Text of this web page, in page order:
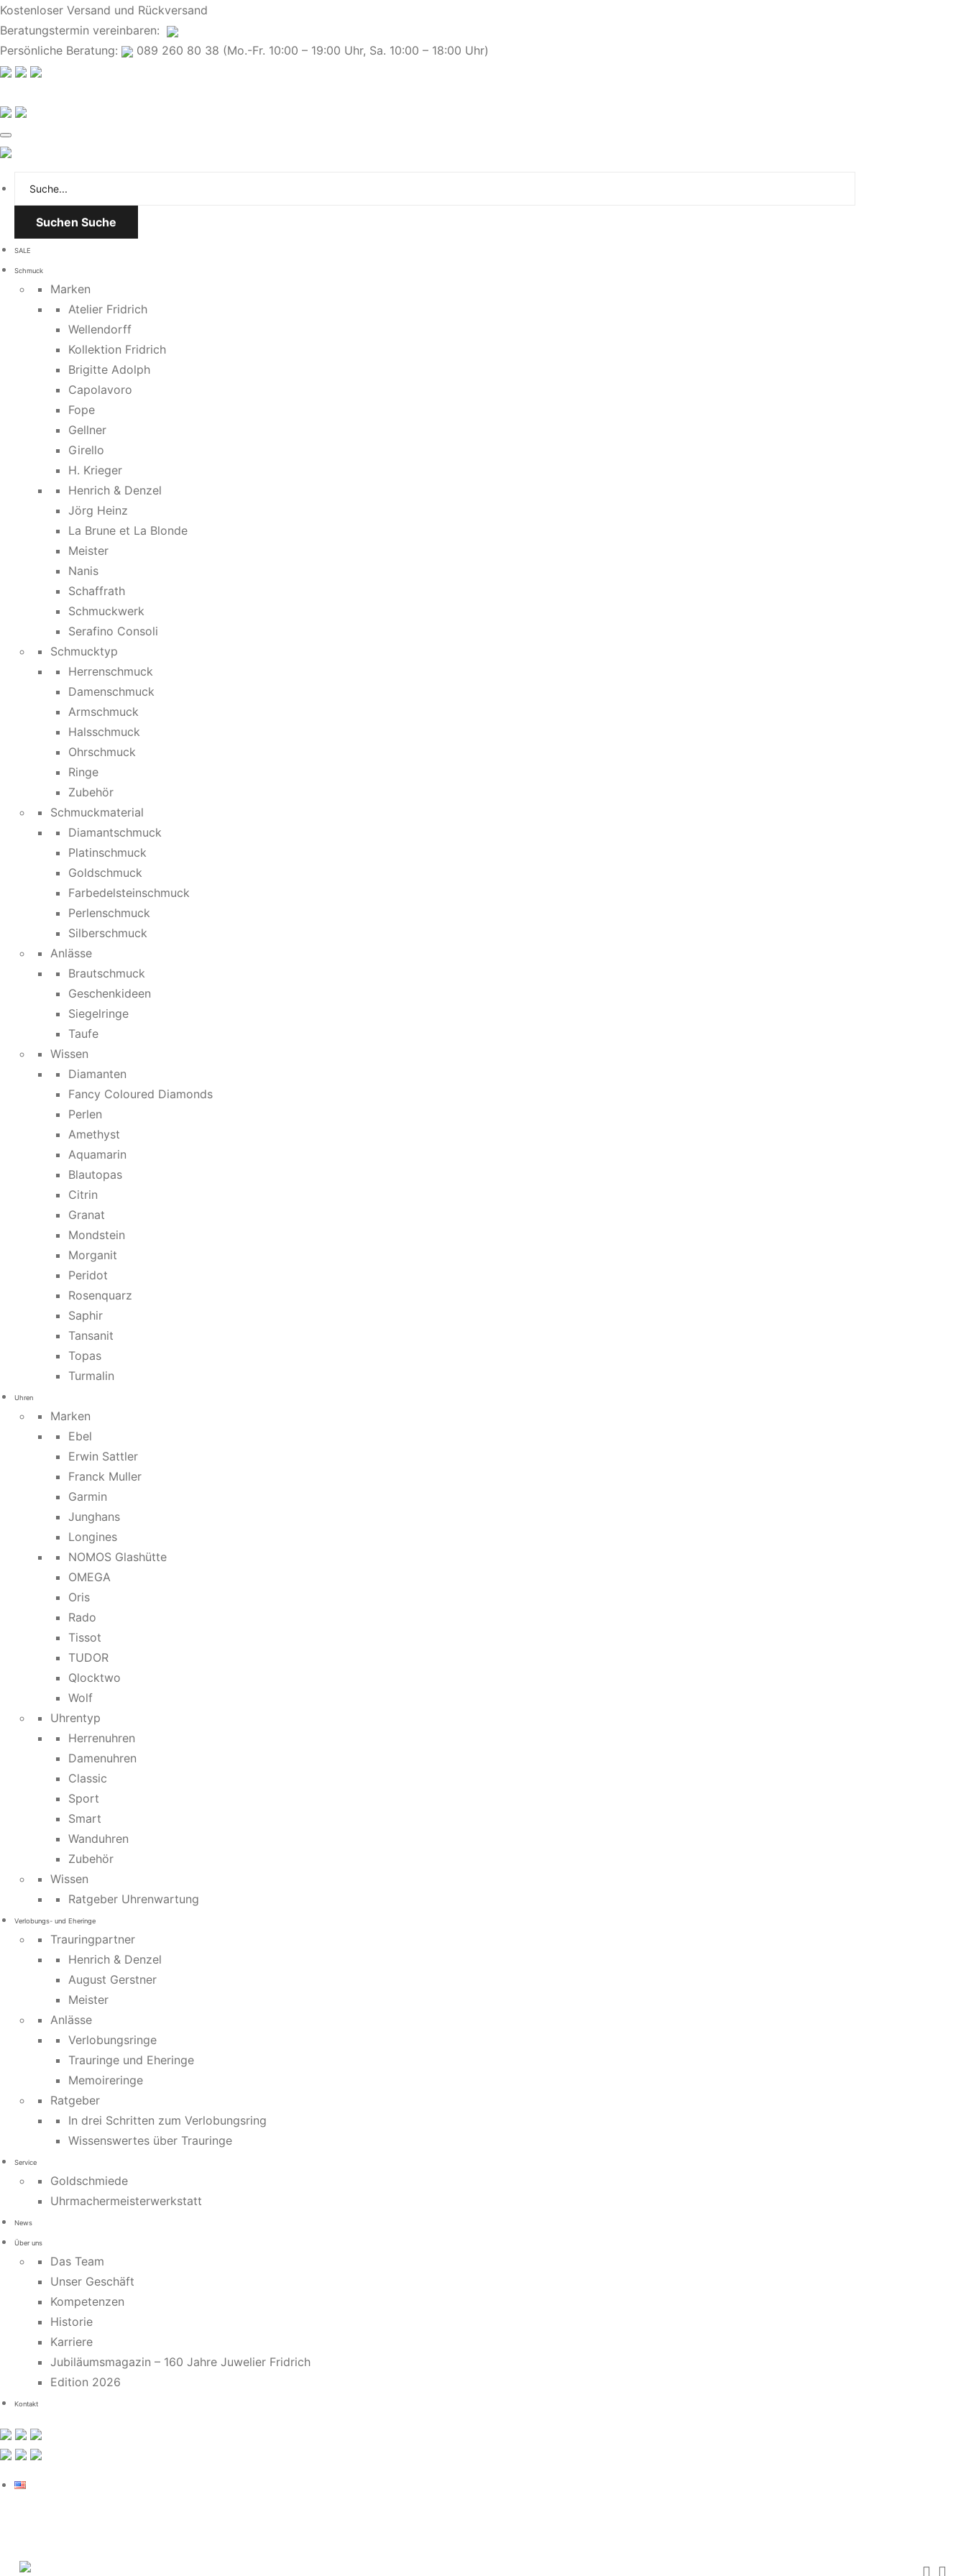
Kostenloser Versand und Rückversand
Beratungstermin vereinbaren:
Persönliche Beratung:
089 260 80 38 (Mo.-Fr. 10:00 – 19:00 Uhr, Sa. 10:00 – 18:00 Uhr)
Suchen Suche
SALE
Schmuck
Marken
Atelier Fridrich
Wellendorff
Kollektion Fridrich
Brigitte Adolph
Capolavoro
Fope
Gellner
Girello
H. Krieger
Henrich & Denzel
Jörg Heinz
La Brune et La Blonde
Meister
Nanis
Schaffrath
Schmuckwerk
Serafino Consoli
Schmucktyp
Herrenschmuck
Damenschmuck
Armschmuck
Halsschmuck
Ohrschmuck
Ringe
Zubehör
Schmuckmaterial
Diamantschmuck
Platinschmuck
Goldschmuck
Farbedelsteinschmuck
Perlenschmuck
Silberschmuck
Anlässe
Brautschmuck
Geschenkideen
Siegelringe
Taufe
Wissen
Diamanten
Fancy Coloured Diamonds
Perlen
Amethyst
Aquamarin
Blautopas
Citrin
Granat
Mondstein
Morganit
Peridot
Rosenquarz
Saphir
Tansanit
Topas
Turmalin
Uhren
Marken
Ebel
Erwin Sattler
Franck Muller
Garmin
Junghans
Longines
NOMOS Glashütte
OMEGA
Oris
Rado
Tissot
TUDOR
Qlocktwo
Wolf
Uhrentyp
Herrenuhren
Damenuhren
Classic
Sport
Smart
Wanduhren
Zubehör
Wissen
Ratgeber Uhrenwartung
Verlobungs- und Eheringe
Trauringpartner
Henrich & Denzel
August Gerstner
Meister
Anlässe
Verlobungsringe
Trauringe und Eheringe
Memoireringe
Ratgeber
In drei Schritten zum Verlobungsring
Wissenswertes über Trauringe
Service
Goldschmiede
Uhrmachermeisterwerkstatt
News
Über uns
Das Team
Unser Geschäft
Kompetenzen
Historie
Karriere
Jubiläumsmagazin – 160 Jahre Juwelier Fridrich
Edition 2026
Kontakt